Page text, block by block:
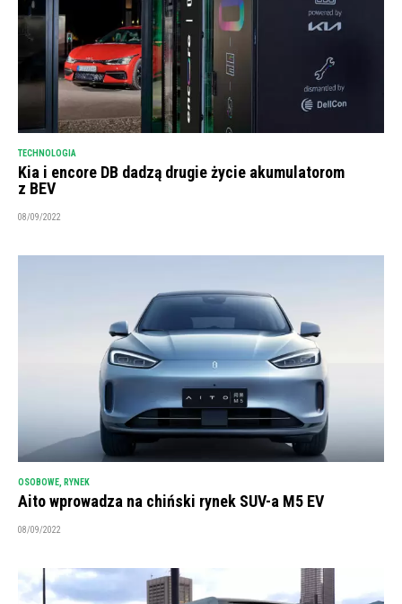
TECHNOLOGIA
Kia i encore DB dadzą drugie życie akumulatorom
z BEV
08/09/2022
OSOBOWE RYNEK
Aito wprowadza na chiński rynek SUV-a M5 EV
08/09/2022